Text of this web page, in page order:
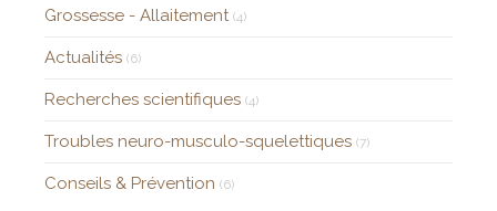
Grossesse - Allaitement (4)
Actualités (6)
Recherches scientifiques (4)
Troubles neuro-musculo-squelettiques (7)
Conseils & Prévention (6)